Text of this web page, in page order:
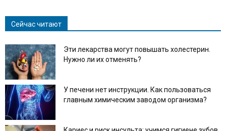
Сейчас читают
Эти лекарства могут повышать холестерин.
Нужно ли их отменять?
У печени нет инструкции. Как пользоваться
главным химическим заводом организма?